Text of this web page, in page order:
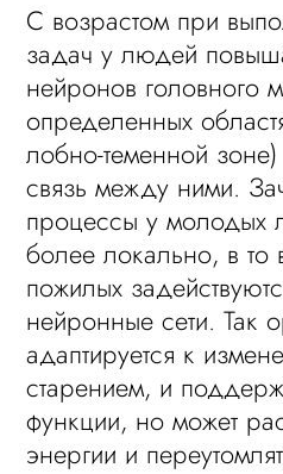
С возрастом при
задач у людей
нейронов головного
определенных
лобно-теменной зоне)
связь между ними.
процессы у молодых
более локально, в то
пожилых
нейронные сети. Так
адаптируется к
старением, и
функции, но может
энергии и